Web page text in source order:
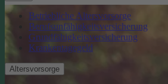
Betriebliche Altersvorsorge
Berufsunfähigkeitsversicherung
Grundfähigkeitsversicherung
Krankentagegeld
Altersvorsorge